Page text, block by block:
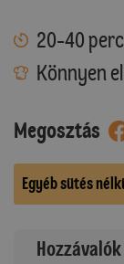
20-40
Könnyen
Megosztás
Egyéb sütés
Hozzávalók